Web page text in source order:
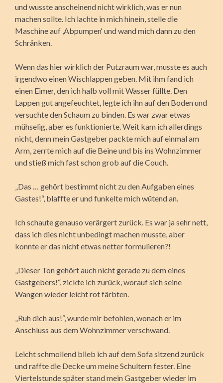
und wusste anscheinend nicht wirklich, was er nun
machen sollte. Ich lachte in mich hinein, stelle die
Maschine auf ‚Abpumpen‘ und wand mich dann zu den
Schränken.
Wenn das hier wirklich der Putzraum war, musste es auch
irgendwo einen Wischlappen geben. Mit ihm fand ich
einen Eimer, den ich halb voll mit Wasser füllte. Den
Lappen gut angefeuchtet, legte ich ihn auf den Boden und
versuchte den Schaum zu binden. Es war zwar etwas
mühselig, aber es funktionierte. Weit kam ich allerdings
nicht, denn mein Gastgeber packte mich auf einmal am
Arm, zerrte mich auf die Beine und bis ins Wohnzimmer
und stieß mich fast schon grob auf die Couch.
„Das … gehört bestimmt nicht zu den Aufgaben eines
Gastes!“, blaffte er und funkelte mich wütend an.
Ich schaute genauso verärgert zurück. Es war ja sehr nett,
dass ich dies nicht unbedingt machen musste, aber
konnte er das nicht etwas netter formulieren?!
„Dieser Ton gehört auch nicht gerade zu dem eines
Gastgebers!“, zickte ich zurück, worauf sich seine
Wangen wieder leicht rot färbten.
„Ruh dich aus!“, wurde mir befohlen, wonach er im
Anschluss aus dem Wohnzimmer verschwand.
Leicht schmollend blieb ich auf dem Sofa sitzend zurück
und raffte die Decke um meine Schultern fester. Eine
Viertelstunde später stand mein Gastgeber wieder im